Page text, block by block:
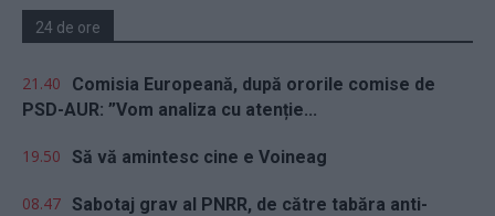
24 de ore
21.40
Comisia Europeană, după ororile comise de
PSD-AUR: ”Vom analiza cu atenție...
19.50 Să vă amintesc cine e Voineag
08.47 Sabotaj grav al PNRR, de către tabăra anti-